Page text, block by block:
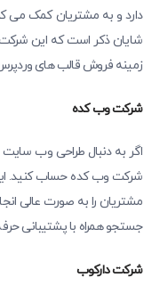
دارد و به مشتریان کمک می
شایان ذکر است که این
زمینه فروش قالب های
شرکت وب کده
اگر به دنبال طراحی وب
شرکت وب کده حساب کنید.
مشتریان را به صورت عالی
جستجو همراه با پشتیبانی
شرکت دارکوب